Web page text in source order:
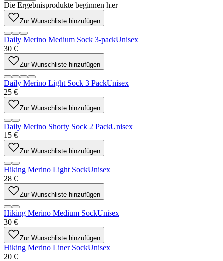
Die Ergebnisprodukte beginnen hier
Zur Wunschliste hinzufügen
Daily Merino Medium Sock 3-packUnisex
30 €
Zur Wunschliste hinzufügen
Daily Merino Light Sock 3 PackUnisex
25 €
Zur Wunschliste hinzufügen
Daily Merino Shorty Sock 2 PackUnisex
15 €
Zur Wunschliste hinzufügen
Hiking Merino Light SockUnisex
28 €
Zur Wunschliste hinzufügen
Hiking Merino Medium SockUnisex
30 €
Zur Wunschliste hinzufügen
Hiking Merino Liner SockUnisex
20 €